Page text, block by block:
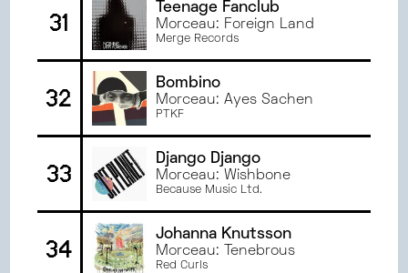
31
Teenage Fanclub
Morceau: Foreign Land
Merge Records
32
Bombino
Morceau: Ayes Sachen
PTKF
33
Django Django
Morceau: Wishbone
Because Music Ltd.
34
Johanna Knutsson
Morceau: Tenebrous
Red Curls